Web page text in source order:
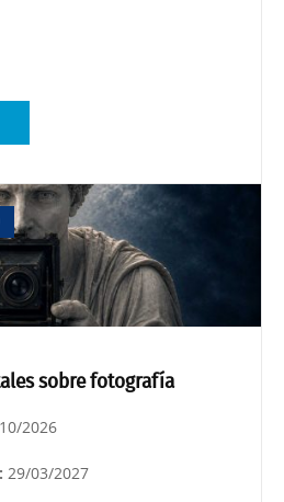
sobre fotografía
2026
29/03/2027